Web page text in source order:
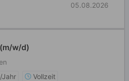
05.08.2026
w/d)
Vollzeit